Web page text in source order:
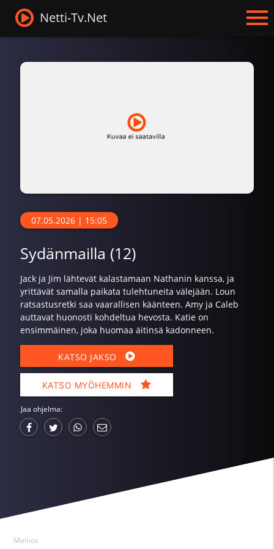
Netti-Tv.Net
07.05.2026 | 15:05
Sydänmailla (12)
Jack ja Jim lähtevät kalastamaan Nathanin kanssa, ja
yrittävät samalla paikata tulehtuneita välejään. Loun
ratsastusretki saa vaarallisen käänteen. Amy ja Caleb
auttavat huonosti kohdeltua hevosta. Katie on
ensimmäinen, joka huomaa äitinsä kadonneen.
KATSO JAKSO
KATSO MYÖHEMMIN
Jaa ohjelma:
Mainos